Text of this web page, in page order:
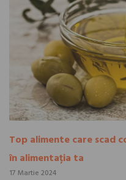
Top alimente care scad
în alimentația ta
17 Martie 2024